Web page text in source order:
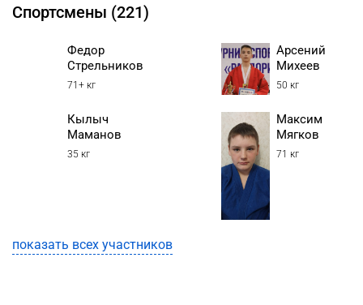
Спортсмены (221)
Федор
Стрельников
71+ кг
Арсений
Михеев
50 кг
Кылыч
Маманов
35 кг
Максим
Мягков
71 кг
показать всех участников